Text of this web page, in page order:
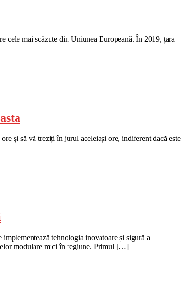
cele mai scăzute din Uniunea Europeană. În 2019, țara
și să vă treziți în jurul aceleiași ore, indiferent dacă este
tehnologia inovatoare și sigură a
modulare mici în regiune. Primul […]